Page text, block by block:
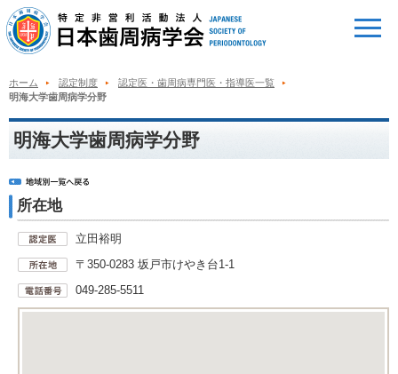
ホーム 認定制度
認定医・歯周病専門医・指導医一覧
明海大学歯周病学分野
明海大学歯周病学分野
所在地
立田裕明
〒350-0283 坂戸市けやき台1-1
049-285-5511